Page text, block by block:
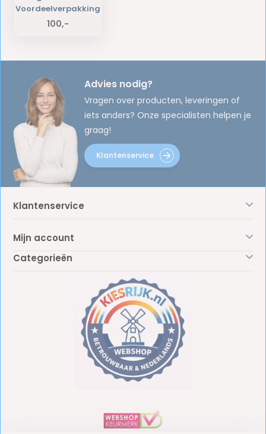
Voordeelverpakking
100,-
Advies nodig?
Vragen over producten, leveringen of
iets anders? Onze specialisten helpen je
graag!
Klantenservice
Klantenservice
Mijn account
Categorieën